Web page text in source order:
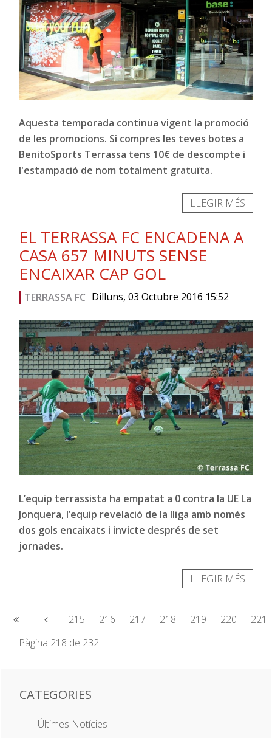
Aquesta temporada continua vigent la promoció
de les promocions. Si compres les teves botes a
BenitoSports Terrassa tens 10€ de descompte i
l'estampació de nom totalment gratuïta.
LLEGIR MÉS
EL TERRASSA FC ENCADENA A
CASA 657 MINUTS SENSE
ENCAIXAR CAP GOL
TERRASSA FC Dilluns, 03 Octubre 2016 15:52
L’equip terrassista ha empatat a 0 contra la UE La
Jonquera, l’equip revelació de la lliga amb només
dos gols encaixats i invicte després de set
jornades.
LLEGIR MÉS
215 216 217 218 219 220
221
Pàgina 218 de 232
CATEGORIES
Últimes Notícies